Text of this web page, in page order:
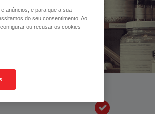
anúncios, e para que a sua
do seu consentimento. Ao
ou recusar os cookies